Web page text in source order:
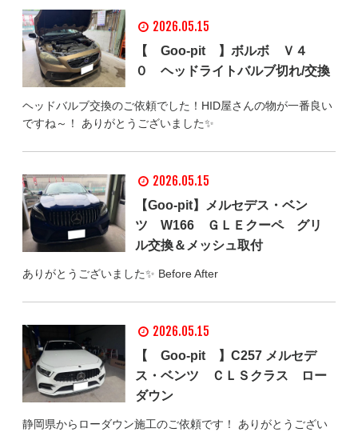
2026.05.15
【 Goo-pit 】ボルボ Ｖ４
０ ヘッドライトバルブ切れ/交換
ヘッドバルブ交換のご依頼でした！HID屋さんの物が一番良い
ですね～！ ありがとうございました✨
2026.05.15
【Goo-pit】メルセデス・ベン
ツ W166 ＧＬＥクーペ グリ
ル交換＆メッシュ取付
ありがとうございました✨ Before After
2026.05.15
【 Goo-pit 】C257 メルセデ
ス・ベンツ ＣＬＳクラス ロー
ダウン
静岡県からローダウン施工のご依頼です！ ありがとうござい